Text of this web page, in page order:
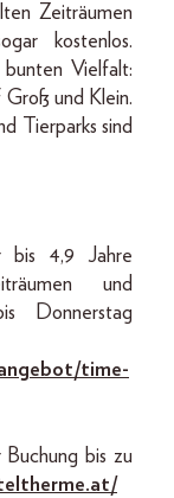
Zeiträumen
kostenlos.
Vielfalt:
und Klein.
Tierparks sind
bis 4,9 Jahre
und
Donnerstag
time-
Buchung bis zu